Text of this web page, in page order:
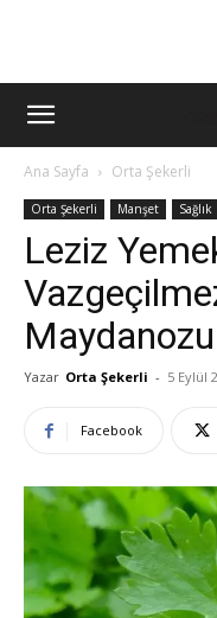
Ana Sayfa Orta Şekerli
Orta Şekerli Manşet Sağlık
Leziz
Yazar Orta Şekerli - 5 Eylül
Facebook